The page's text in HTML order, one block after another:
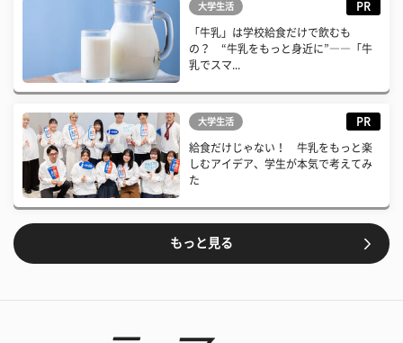
大学生活 PR
「牛乳」は学校給食だけで飲むも
の？ “牛乳をもっと身近に”――「牛
乳でスマ...
大学生活 PR
給食だけじゃない！ 牛乳をもっと楽
しむアイデア、学生が本気で考えてみ
た
もっと見る